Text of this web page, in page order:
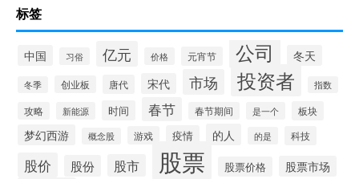
标签
中国 习俗 亿元 价格 元宵节 公司 冬天
冬季 创业板 唐代 宋代 市场 投资者 指数
攻略 新能源 时间 春节 春节期间 是一个 板块
梦幻西游 概念股 游戏 疫情 的人 的是 科技
股价 股份 股市 股票 股票价格 股票市场